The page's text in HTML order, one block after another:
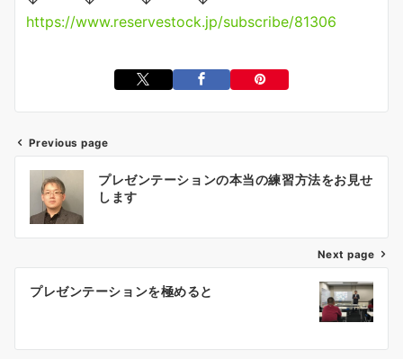
https://www.reservestock.jp/subscribe/81306
ン
Previous page
プレゼンテーションの本当の練習方法をお見せ
します
Next page
プレゼンテーションを極めると